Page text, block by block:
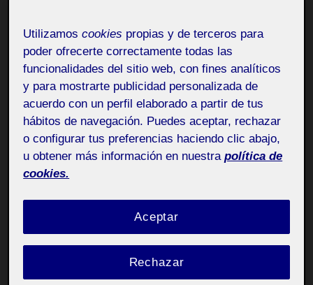
máxima de indeterminación y de transformación) con
el objeto técnico (Puig Punyet, 2020a)(Simondon,
2008). También podríamos definir los vínculos
técnicos con los espectadores, ya que en las
instalaciones todos son actantes con una relación
simétrica en el mismo proceso (Latour, 2017). Las
expectativas de los cuerpos organizadores quedarían
definidas mediante el código del lenguaje de
programación, para cada uno de los movimientos a
desempeñar por la Inteligencia Artificial, de acuerdo a
que se le ha asignado y que esperarían. Y pongamos al
otro extremo del hilo de la relación al brazo del robot
modificado. Si uno de los sensores, debido a un fallo
eléctrico no detectara de forma correcta el líquido, se
produciría una indeterminación, un acto de objeción
Utilizamoscookies propias y de terceros para
poder ofrecerte correctamente todas las
funcionalidades del sitio web, con fines analíticos
y para mostrarte publicidad personalizada de
acuerdo con un perfil elaborado a partir de tus
hábitos de navegación. Puedes aceptar, rechazar
o configurar tus preferencias haciendo clic abajo,
u obtener más información en nuestra política de
cookies.
Rechazar
Aceptar